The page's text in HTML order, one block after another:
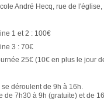
André Hecq, rue de
1 et 2 : 100€
3 : 70€
25€ (10€ en plus le jour
se déroulent de 9h à 16h.
de 7h30 à 9h (gratuite) et de